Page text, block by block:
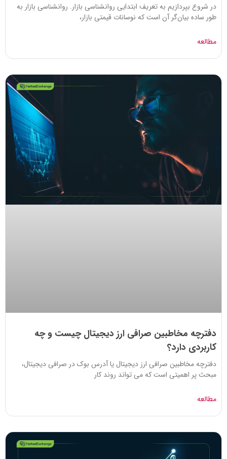
در شروع بپردازیم به تعریف ابتدایی روانشناسی بازار. روانشناسی بازار به
طور ساده بیان‌گر آن است که نوسانات قیمتی بازار،
مطالعه
دفترچه مخاطبین صرافی ارز دیجیتال چیست و چه
کاربردی دارد؟
دفترچه مخاطبین صرافی ارز دیجیتال یا آدرس بوک در صرافی دیجیتال،
مبحث پر اهمیتی است که می تواند روند کار
مطالعه